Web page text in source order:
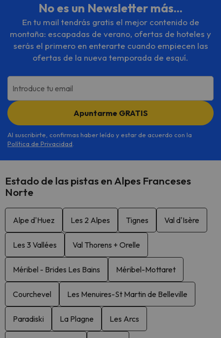
No es un Newsletter más...
En tu mail tendrás gratis el mejor contenido de
montaña: escapadas de verano, ofertas de hoteles y
serás el primero en enterarte cuando empiecen las
ofertas de la nueva temporada de esquí.
Introduce tu email
Apuntarme GRATIS
Al suscribirte, confirmas haber leído y estar de acuerdo con la
Política de Privacidad
Estado de las pistas en Alpes Franceses
Norte
Alpe d'Huez Les 2 Alpes Tignes Val d'Isère
Les 3 Vallées Val Thorens + Orelle
Méribel - Brides Les Bains Méribel-Mottaret
Courchevel Les Menuires-St Martin de Belleville
Paradiski La Plagne Les Arcs